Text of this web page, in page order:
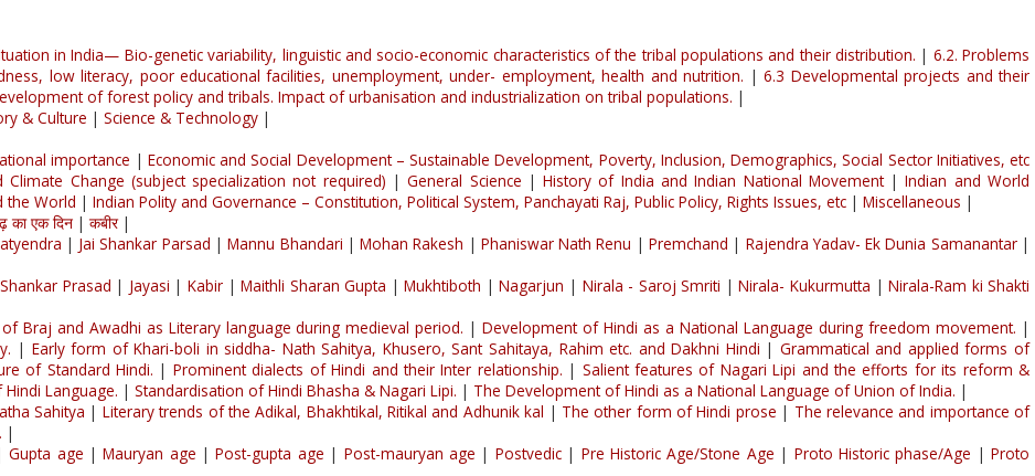
in India— Bio-genetic variability, linguistic and socio-economic characteristics of the tribal populations and their distribution. | 6.2. Problems
low literacy, poor educational facilities, unemployment, under- employment, health and nutrition. |6.3 Developmental projects and their
of forest policy and tribals. Impact of urbanisation and industrialization on tribal populations. |
& Culture | Science & Technology |
importance | Economic and Social Development – Sustainable Development, Poverty, Inclusion, Demographics, Social Sector Initiatives, etc
Change (subject specialization not required) |General Science |History of India and Indian National Movement|Indian and World
the World | Indian Polity and Governance – Constitution, Political System, Panchayati Raj, Public Policy, Rights Issues, etc | Miscellaneous |
का एक दिन | कबीर|
| Jai Shankar Parsad |Mannu Bhandari |Mohan Rakesh | Phaniswar Nath Renu |Premchand | Rajendra Yadav- Ek Dunia Samanantar|
Prasad | Jayasi | Kabir|Maithli Sharan Gupta |Mukhtiboth |Nagarjun | Nirala - Saroj Smriti |Nirala- Kukurmutta |Nirala-Ram ki Shakti
Braj and Awadhi as Literary language during medieval period. |Development of Hindi as a National Language during freedom movement. |
| Early form of Khari-boli in siddha- Nath Sahitya, Khusero, Sant Sahitaya, Rahim etc. and Dakhni Hindi | Grammatical and applied forms of
of Standard Hindi. | Prominent dialects of Hindi and their Inter relationship. | Salient features of Nagari Lipi and the efforts for its reform &
Language. | Standardisation of Hindi Bhasha & Nagari Lipi. | The Development of Hindi as a National Language of Union of India. |
Sahitya | Literary trends of the Adikal, Bhakhtikal, Ritikal and Adhunik kal | The other form of Hindi prose | The relevance and importance of
|
Gupta age |Mauryan age |Post-gupta age | Post-mauryan age | Postvedic| Pre Historic Age/Stone Age | Proto Historic phase/Age |Proto